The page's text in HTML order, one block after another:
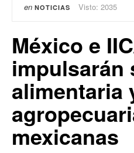
en NOTICIAS Visto: 2035
México e
impulsarán
alimentaria
mexicanas